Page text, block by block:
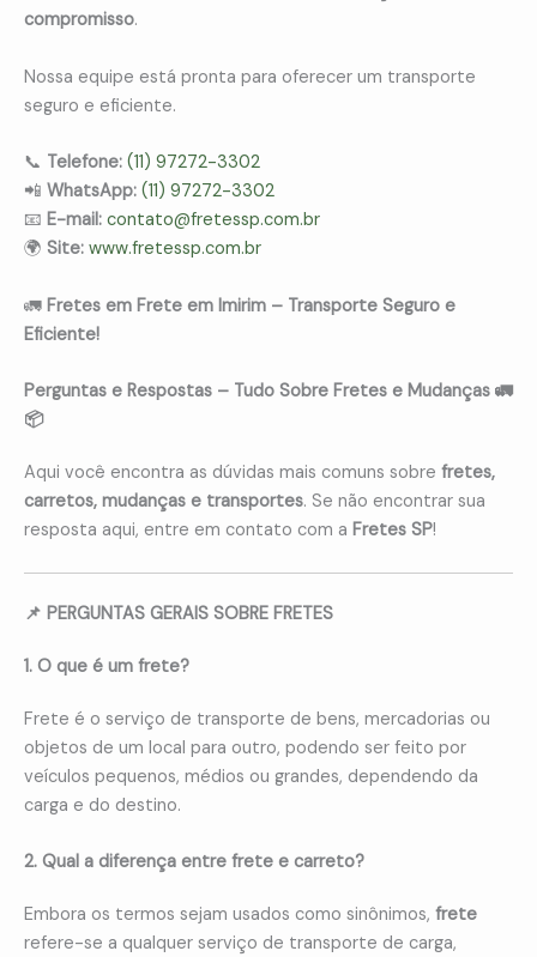
compromisso.
Nossa equipe está pronta para oferecer um transporte
seguro e eficiente.
📞 Telefone: (11) 97272-3302
📲 WhatsApp: (11) 97272-3302
📧 E-mail: contato@fretessp.com.br
🌍 Site: www.fretessp.com.br
🚛 Fretes em Frete em Imirim – Transporte Seguro e
Eficiente!
Perguntas e Respostas – Tudo Sobre Fretes e Mudanças 🚛
📦
Aqui você encontra as dúvidas mais comuns sobre fretes,
carretos, mudanças e transportes. Se não encontrar sua
resposta aqui, entre em contato com a Fretes SP!
📌 PERGUNTAS GERAIS SOBRE FRETES
1. O que é um frete?
Frete é o serviço de transporte de bens, mercadorias ou
objetos de um local para outro, podendo ser feito por
veículos pequenos, médios ou grandes, dependendo da
carga e do destino.
2. Qual a diferença entre frete e carreto?
Embora os termos sejam usados como sinônimos, frete
refere-se a qualquer serviço de transporte de carga,